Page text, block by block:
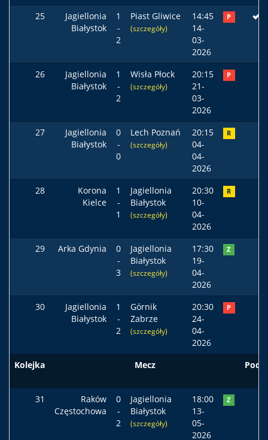
25
Jagiellonia
Białystok
1
-
2
Piast Gliwice
(szczegóły)
14:45
14-
03-
2026
P
26
Jagiellonia
Białystok
1
-
2
Wisła Płock
(szczegóły)
20:15
21-
03-
2026
P
27
Jagiellonia
Białystok
0
-
0
Lech Poznań
(szczegóły)
20:15
04-
04-
2026
R
28
Korona
Kielce
1
-
1
Jagiellonia
Białystok
(szczegóły)
20:30
10-
04-
2026
R
29 Arka Gdynia
0
-
3
Jagiellonia
Białystok
(szczegóły)
17:30
19-
04-
2026
Z
30
Jagiellonia
Białystok
1
-
2
Górnik
Zabrze
(szczegóły)
20:30
24-
04-
2026
P
Kolejka Mecz Podst
31
Raków
Częstochowa
0
-
2
Jagiellonia
Białystok
(szczegóły)
18:00
13-
05-
2026
Z